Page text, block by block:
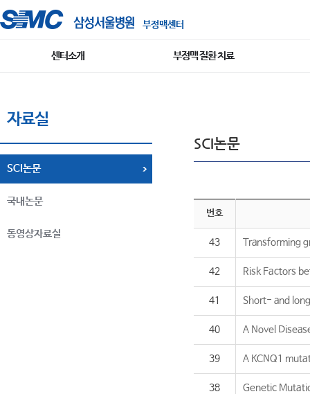
부정맥센터
센터소개 부정맥 질환 치료
자료실
SCI논문
국내논문
동영상자료실
SCI논문
번호
43 Transforming
42 Risk Factors
41 Short- and
40 A Novel
39 A KCNQ1
38 Genetic